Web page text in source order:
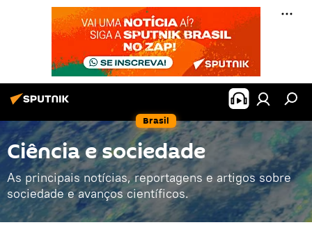
Brasil
Ciência e sociedade
As principais notícias, reportagens e artigos sobre
sociedade e avanços científicos.